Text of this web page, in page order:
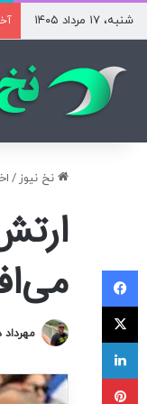
شنبه، ۱۷ مرداد ۱۴۰۵
نخ نیوز /
لینکداین
پینتریست